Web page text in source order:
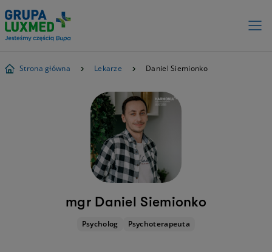
Strona główna Lekarze Daniel Siemionko
mgr Daniel Siemionko
Psycholog Psychoterapeuta